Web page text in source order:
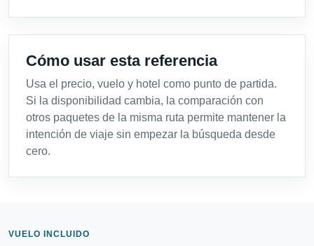
Cómo usar esta referencia
Usa el precio, vuelo y hotel como punto de partida.
Si la disponibilidad cambia, la comparación con
otros paquetes de la misma ruta permite mantener la
intención de viaje sin empezar la búsqueda desde
cero.
VUELO INCLUIDO